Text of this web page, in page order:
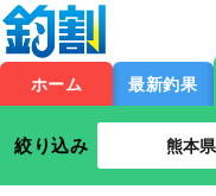
ホーム 最新釣果
絞り込み 熊本県